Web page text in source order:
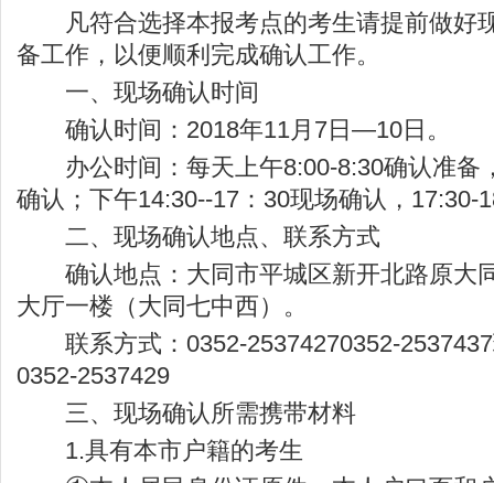
凡符合选择本报考点的考生请提前做好
备工作，以便顺利完成确认工作。
一、现场确认时间
确认时间：2018年11月7日—10日。
办公时间：每天上午8:00-8:30确认准备
确认；下午14:30--17：30现场确认，17:30-
二、现场确认地点、联系方式
确认地点：大同市平城区新开北路原大
大厅一楼（大同七中西）。
联系方式：0352-25374270352-2537437
0352-2537429
三、现场确认所需携带材料
1.具有本市户籍的考生